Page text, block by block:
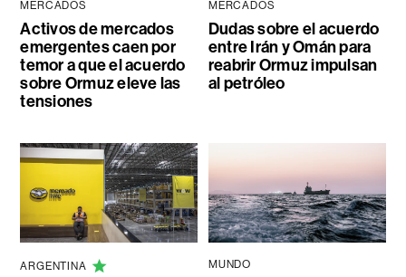
MERCADOS
Activos de mercados
emergentes caen por
temor a que el acuerdo
sobre Ormuz eleve las
tensiones
MERCADOS
Dudas sobre el acuerdo
entre Irán y Omán para
reabrir Ormuz impulsan
al petróleo
ARGENTINA MUNDO